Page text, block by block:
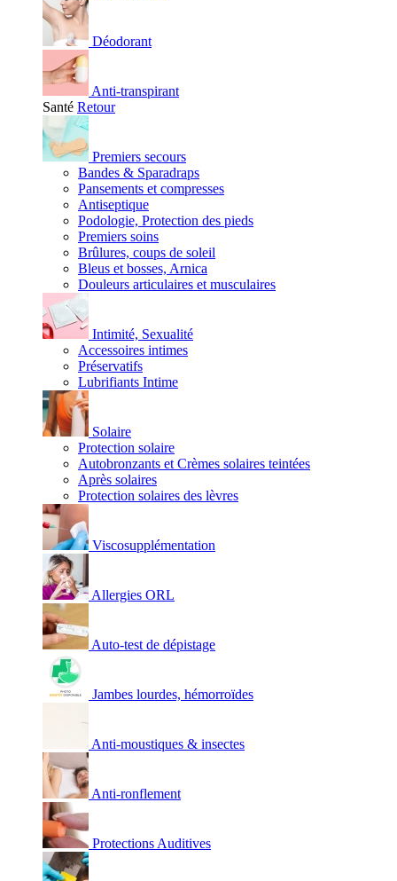
Déodorant
Anti-transpirant
Santé Retour
Premiers secours
Bandes & Sparadraps
Pansements et compresses
Antiseptique
Podologie, Protection des pieds
Premiers soins
Brûlures, coups de soleil
Bleus et bosses, Arnica
Douleurs articulaires et musculaires
Intimité, Sexualité
Accessoires intimes
Préservatifs
Lubrifiants Intime
Solaire
Protection solaire
Autobronzants et Crèmes solaires teintées
Après solaires
Protection solaires des lèvres
Viscosupplémentation
Allergies ORL
Auto-test de dépistage
Jambes lourdes, hémorroïdes
Anti-moustiques & insectes
Anti-ronflement
Protections Auditives